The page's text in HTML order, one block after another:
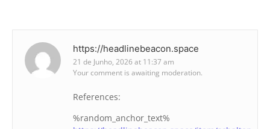
https://headlinebeacon.space
21 de Junho, 2026 at 11:37 am
Your comment is awaiting moderation.
References:
%random_anchor_text%